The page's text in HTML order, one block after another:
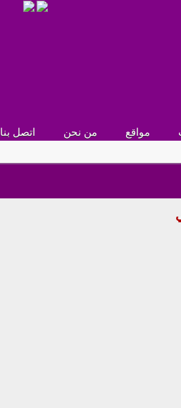
مواقع من نحن اتصل بنا